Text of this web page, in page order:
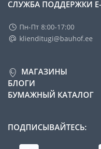
СЛУЖБА ПОДДЕРЖКИ
Пн-Пт 8:00-17:00
klienditugi@bauhof.ee
МАГАЗИНЫ
БЛОГИ
БУМАЖНЫЙ КАТАЛОГ
ПОДПИСЫВАЙТЕСЬ: